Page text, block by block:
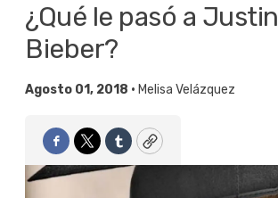
¿Qué le pasó a Justin
Bieber?
Agosto 01, 2018 • Melisa Velázquez
Facebook
TwitterTumblrCopy